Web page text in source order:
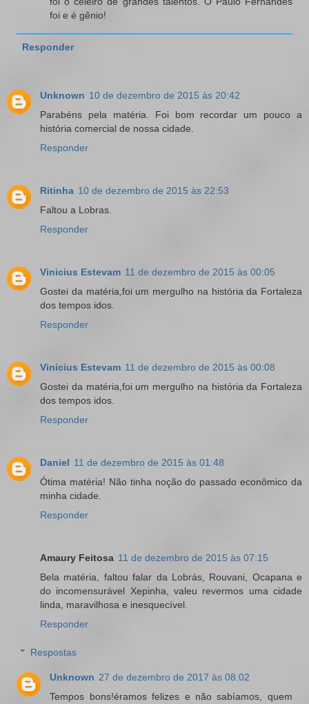
foi e é gênio!
Responder
Unknown 10 de dezembro de 2015 às 20:42
Parabéns pela matéria. Foi bom recordar um pouco a
história comercial de nossa cidade.
Responder
Ritinha 10 de dezembro de 2015 às 22:53
Faltou a Lobras.
Responder
Vinicius Estevam 11 de dezembro de 2015 às 00:05
Gostei da matéria,foi um mergulho na história da Fortaleza
dos tempos idos.
Responder
Vinicius Estevam 11 de dezembro de 2015 às 00:08
Gostei da matéria,foi um mergulho na história da Fortaleza
dos tempos idos.
Responder
Daniel 11 de dezembro de 2015 às 01:48
Ótima matéria! Não tinha noção do passado econômico da
minha cidade.
Responder
Amaury Feitosa 11 de dezembro de 2015 às 07:15
Bela matéria, faltou falar da Lobrás, Rouvani, Ocapana e
do incomensurável Xepinha, valeu revermos uma cidade
linda, maravilhosa e inesquecível.
Responder
Respostas
Unknown 27 de dezembro de 2017 às 08:02
Tempos bons!éramos felizes e não sabíamos, quem